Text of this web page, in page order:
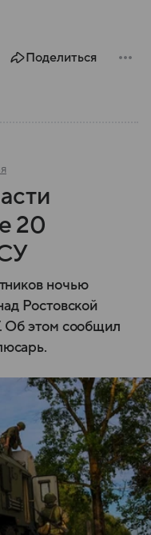
Поделиться
20
ночью
Ростовской
Об этом сообщил